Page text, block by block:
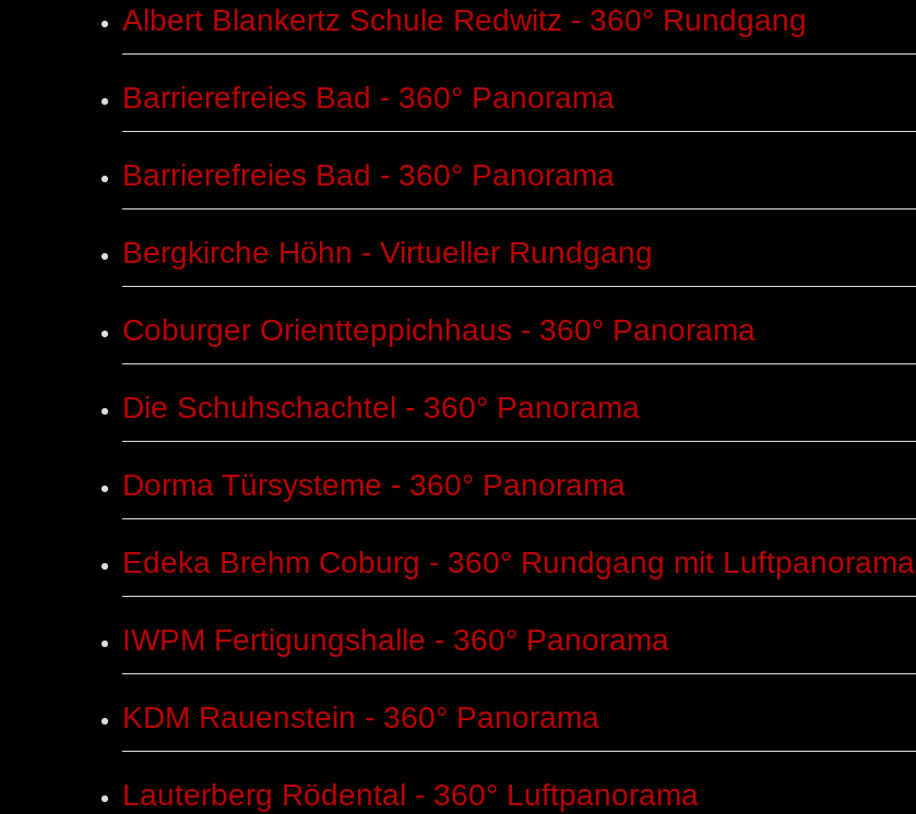
eingeben
Albert Blankertz Schule Redwitz - 360° Rundgang
Barrierefreies Bad - 360° Panorama
Barrierefreies Bad - 360° Panorama
Bergkirche Höhn - Virtueller Rundgang
Coburger Orientteppichhaus - 360° Panorama
Die Schuhschachtel - 360° Panorama
Dorma Türsysteme - 360° Panorama
Edeka Brehm Coburg - 360° Rundgang mit Luftpanorama
IWPM Fertigungshalle - 360° Panorama
KDM Rauenstein - 360° Panorama
Lauterberg Rödental - 360° Luftpanorama